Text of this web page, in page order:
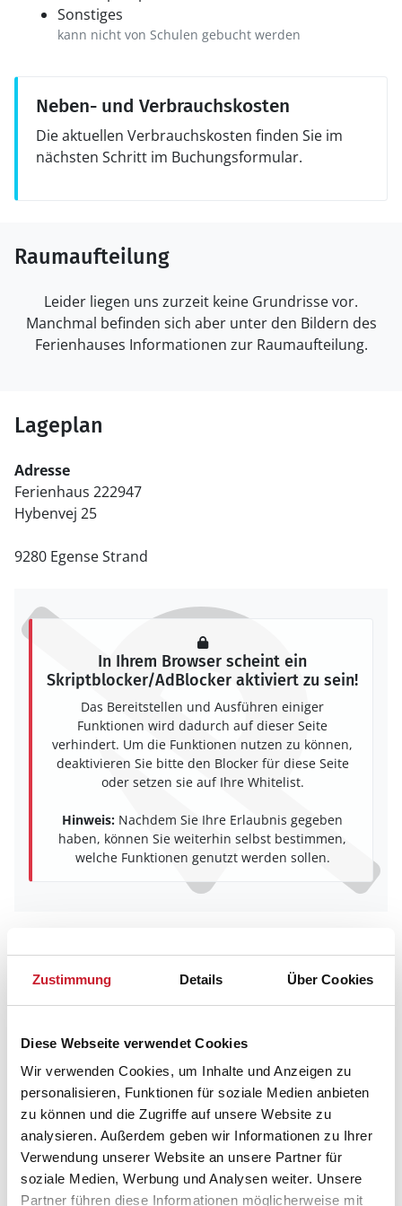
Zustimmung Details Über Cookies
Diese Webseite verwendet Cookies
Wir verwenden Cookies, um Inhalte und Anzeigen zu
personalisieren, Funktionen für soziale Medien anbieten
zu können und die Zugriffe auf unsere Website zu
analysieren. Außerdem geben wir Informationen zu Ihrer
Verwendung unserer Website an unsere Partner für
soziale Medien, Werbung und Analysen weiter. Unsere
Partner führen diese Informationen möglicherweise mit
Sonstiges
kann nicht von Schulen gebucht werden
Neben- und Verbrauchskosten
Die aktuellen Verbrauchskosten finden Sie im
nächsten Schritt im Buchungsformular.
Raumaufteilung
Leider liegen uns zurzeit keine Grundrisse vor.
Manchmal befinden sich aber unter den Bildern des
Ferienhauses Informationen zur Raumaufteilung.
Lageplan
Adresse
Ferienhaus 222947
Hybenvej 25
9280 Egense Strand
In Ihrem Browser scheint ein
Skriptblocker/AdBlocker aktiviert zu sein!
Das Bereitstellen und Ausführen einiger
Funktionen wird dadurch auf dieser Seite
verhindert. Um die Funktionen nutzen zu können,
deaktivieren Sie bitte den Blocker für diese Seite
oder setzen sie auf Ihre Whitelist.
Hinweis: Nachdem Sie Ihre Erlaubnis gegeben
haben, können Sie weiterhin selbst bestimmen,
welche Funktionen genutzt werden sollen.
Reisedauer auswählen
Anzahl Reisende auswählen
Anreisetag im Belegungskalender anklicken
Reisedauer Anzahl Reisende
Bitte beachten Sie, dass sich bei Änderungen des
Reisezeitraumes auch Änderungen bei der
Hausbeschreibung und/oder der Ausstattung ergeben
können.